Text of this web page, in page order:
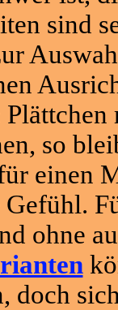
sind
so
einen
Gefühl.
ohne
doch